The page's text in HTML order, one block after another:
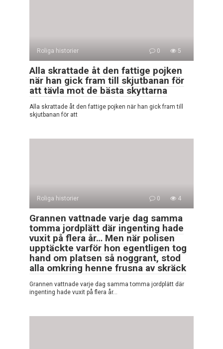
Roliga historier 0 5
Alla skrattade åt den fattige pojken
när han gick fram till skjutbanan för
att tävla mot de bästa skyttarna
Alla skrattade åt den fattige pojken när han gick fram till
skjutbanan för att
Roliga historier 0 4
Grannen vattnade varje dag samma
tomma jordplätt där ingenting hade
vuxit på flera år… Men när polisen
upptäckte varför hon egentligen tog
hand om platsen så noggrant, stod
alla omkring henne frusna av skräck
Grannen vattnade varje dag samma tomma jordplätt där
ingenting hade vuxit på flera år…